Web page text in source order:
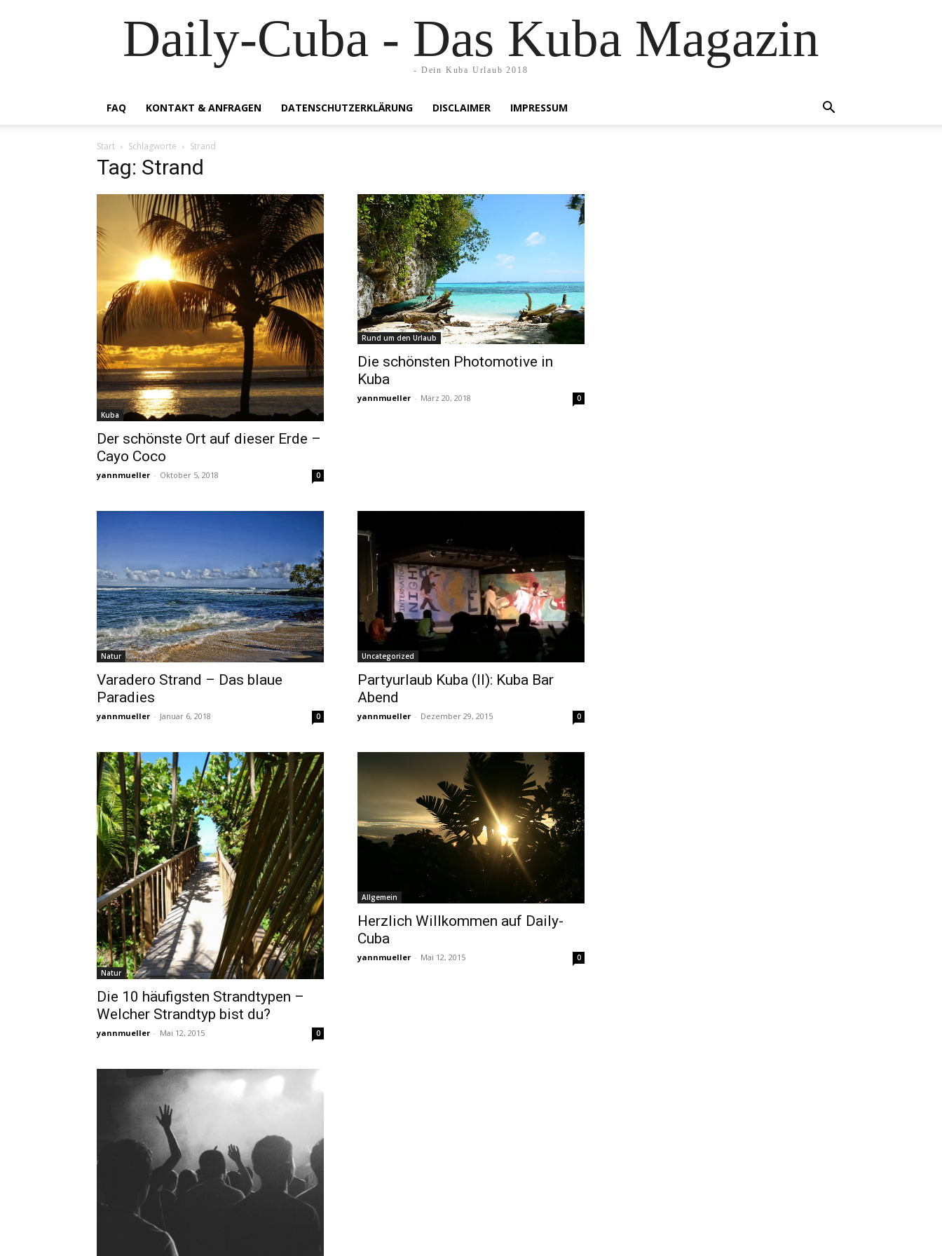
Daily-Cuba - Das Kuba Magazin
- Dein Kuba Urlaub 2018
FAQ KONTAKT & ANFRAGEN DATENSCHUTZERKLÄRUNG DISCLAIMER IMPRESSUM
Start Schlagworte Strand
Tag: Strand
Kuba
Der schönste Ort auf dieser Erde –
Cayo Coco
yannmueller - Oktober 5, 2018 0
Rund um den Urlaub
Die schönsten Photomotive in
Kuba
yannmueller - März 20, 2018 0
Natur
Varadero Strand – Das blaue
Paradies
yannmueller - Januar 6, 2018 0
Uncategorized
Partyurlaub Kuba (II): Kuba Bar
Abend
yannmueller - Dezember 29, 2015 0
Natur
Die 10 häufigsten Strandtypen –
Welcher Strandtyp bist du?
yannmueller - Mai 12, 2015 0
Allgemein
Herzlich Willkommen auf Daily-
Cuba
yannmueller - Mai 12, 2015 0